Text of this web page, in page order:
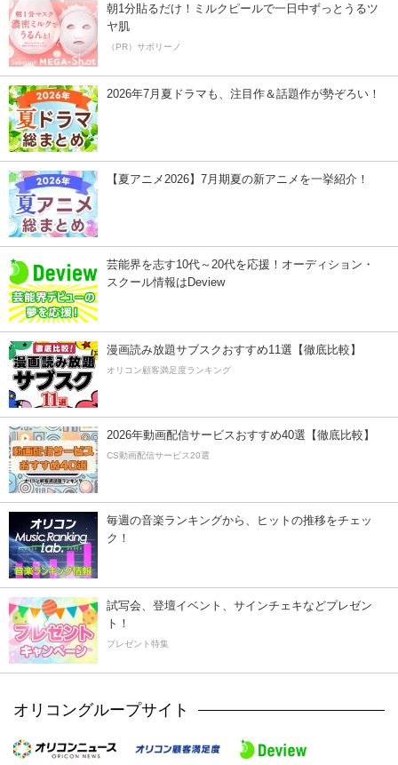
朝1分貼るだけ！ミルクピールで一日中ずっとうるツ
ヤ肌
（PR）サボリーノ
2026年7月夏ドラマも、注目作＆話題作が勢ぞろい！
【夏アニメ2026】7月期夏の新アニメを一挙紹介！
芸能界を志す10代～20代を応援！オーディション・
スクール情報はDeview
漫画読み放題サブスクおすすめ11選【徹底比較】
オリコン顧客満足度ランキング
2026年動画配信サービスおすすめ40選【徹底比較】
CS動画配信サービス20選
毎週の音楽ランキングから、ヒットの推移をチェッ
ク！
試写会、登壇イベント、サインチェキなどプレゼン
ト！
プレゼント特集
オリコングループサイト